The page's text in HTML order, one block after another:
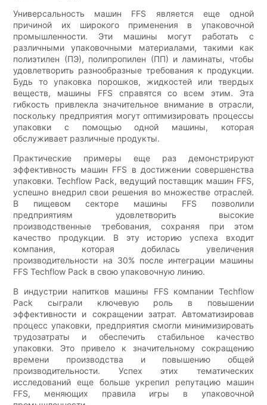
Универсальность машин FFS является еще одной
причиной их широкого применения в упаковочной
промышленности. Эти машины могут работать с
различными упаковочными материалами, такими как
полиэтилен (ПЭ), полипропилен (ПП) и ламинаты, чтобы
удовлетворить разнообразные требования к продукции.
Будь то упаковка порошков, жидкостей или твердых
веществ, машины FFS справятся со всем этим. Эта
гибкость привлекла значительное внимание в отрасли,
поскольку предприятия могут оптимизировать процессы
упаковки с помощью одной машины, которая
обслуживает различные продукты.
Практические примеры еще раз демонстрируют
эффективность машин FFS в достижении совершенства
упаковки. Techflow Pack, ведущий поставщик машин FFS,
успешно внедрил свои решения во множестве отраслей.
В пищевом секторе машины FFS позволили
предприятиям удовлетворить высокие
производственные требования, сохраняя при этом
качество продукции. В эту историю успеха входит
компания, которая добилась увеличения
производительности на 30% после интеграции машины
FFS Techflow Pack в свою упаковочную линию.
В индустрии напитков машины FFS компании Techflow
Pack сыграли ключевую роль в повышении
эффективности и сокращении затрат. Автоматизировав
процесс упаковки, предприятия смогли минимизировать
трудозатраты и обеспечить стабильное качество
упаковки. Это привело к значительному сокращению
времени производства и повышению общей
производительности. Успех этих тематических
исследований еще больше укрепил репутацию машин
FFS, меняющих правила игры в упаковочной